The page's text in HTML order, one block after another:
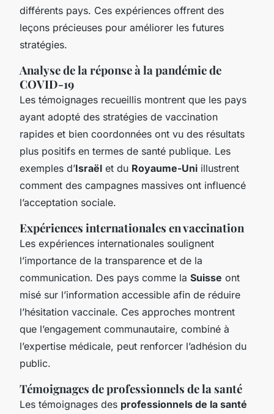
différents pays. Ces expériences offrent des
leçons précieuses pour améliorer les futures
stratégies.
Analyse de la réponse à la pandémie de
COVID-19
Les témoignages recueillis montrent que les pays
ayant adopté des stratégies de vaccination
rapides et bien coordonnées ont vu des résultats
plus positifs en termes de santé publique. Les
exemples d’Israël et du Royaume-Uni illustrent
comment des campagnes massives ont influencé
l’acceptation sociale.
Expériences internationales en vaccination
Les expériences internationales soulignent
l’importance de la transparence et de la
communication. Des pays comme la Suisse ont
misé sur l’information accessible afin de réduire
l’hésitation vaccinale. Ces approches montrent
que l’engagement communautaire, combiné à
l’expertise médicale, peut renforcer l’adhésion du
public.
Témoignages de professionnels de la santé
Les témoignages des professionnels de la santé